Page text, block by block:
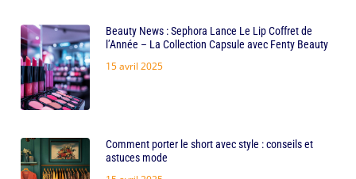
Beauty News : Sephora Lance Le Lip Coffret de
l’Année – La Collection Capsule avec Fenty Beauty
15 avril 2025
Comment porter le short avec style : conseils et
astuces mode